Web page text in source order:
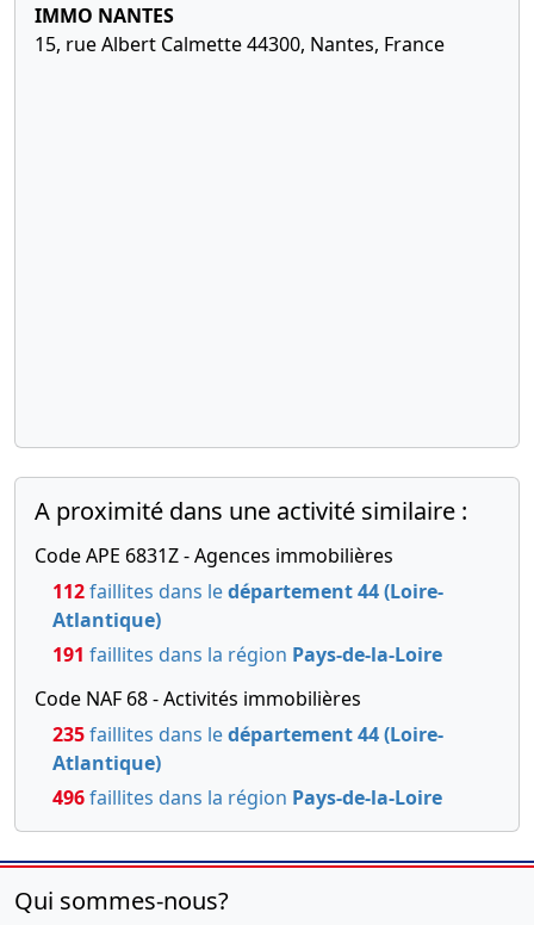
IMMO NANTES
15, rue Albert Calmette 44300, Nantes, France
A proximité dans une activité similaire :
Code APE 6831Z - Agences immobilières
112faillites dans ledépartement 44 (Loire-
Atlantique)
191 faillites dans la région Pays-de-la-Loire
Code NAF 68 - Activités immobilières
235faillites dans ledépartement 44 (Loire-
Atlantique)
496faillites dans la région Pays-de-la-Loire
Qui sommes-nous?